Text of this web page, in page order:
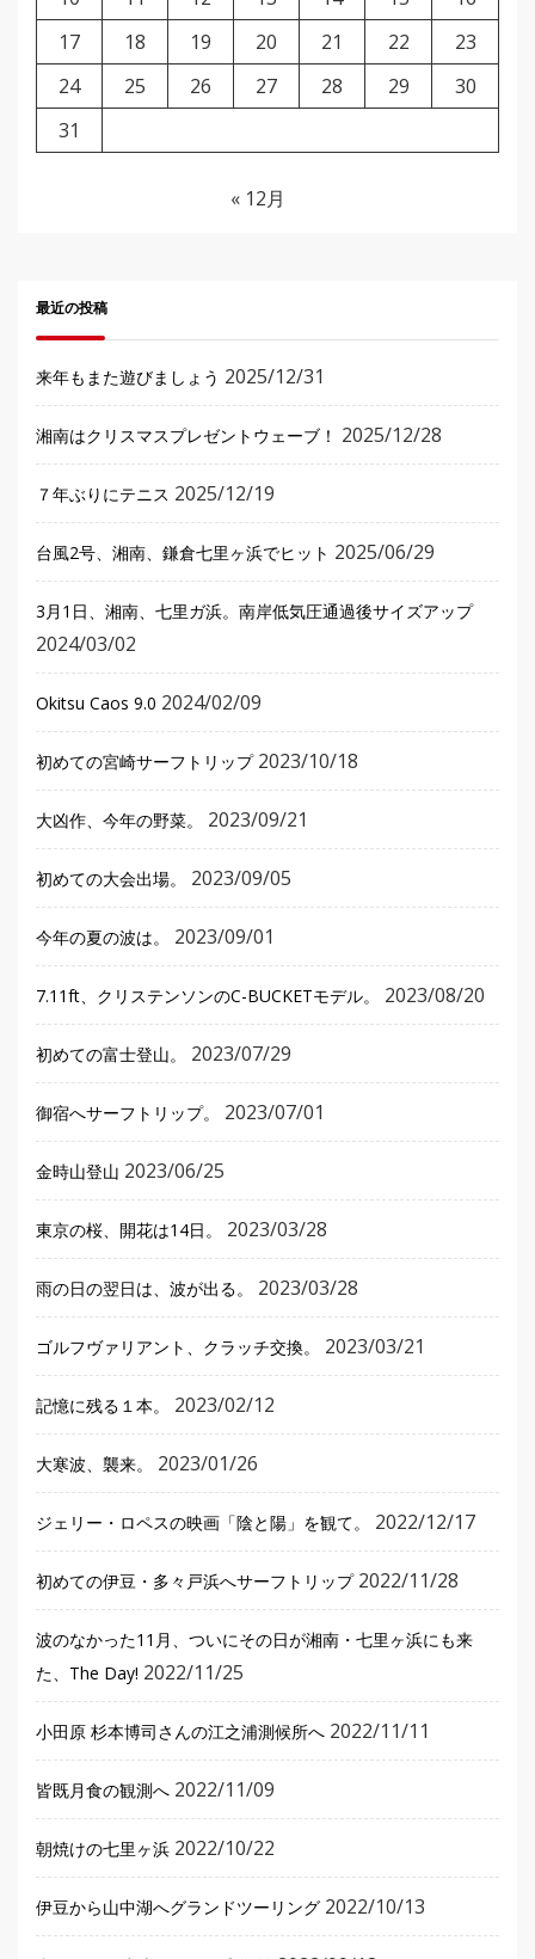
17
18 19 20 21 22
23
24
25 26 27 28 29
30
31
« 12月
最近の投稿
来年もまた遊びましょう 2025/12/31
湘南はクリスマスプレゼントウェーブ！ 2025/12/28
７年ぶりにテニス 2025/12/19
台風2号、湘南、鎌倉七里ヶ浜でヒット 2025/06/29
3月1日、湘南、七里ガ浜。南岸低気圧通過後サイズアップ
2024/03/02
Okitsu Caos 9.0 2024/02/09
初めての宮崎サーフトリップ 2023/10/18
大凶作、今年の野菜。 2023/09/21
初めての大会出場。 2023/09/05
今年の夏の波は。 2023/09/01
7.11ft、クリステンソンのC-BUCKETモデル。 2023/08/20
初めての富士登山。 2023/07/29
御宿へサーフトリップ。 2023/07/01
金時山登山 2023/06/25
東京の桜、開花は14日。 2023/03/28
雨の日の翌日は、波が出る。 2023/03/28
ゴルフヴァリアント、クラッチ交換。 2023/03/21
記憶に残る１本。 2023/02/12
大寒波、襲来。 2023/01/26
ジェリー・ロペスの映画「陰と陽」を観て。 2022/12/17
初めての伊豆・多々戸浜へサーフトリップ 2022/11/28
波のなかった11月、ついにその日が湘南・七里ヶ浜にも来
た、The Day! 2022/11/25
小田原 杉本博司さんの江之浦測候所へ 2022/11/11
皆既月食の観測へ 2022/11/09
朝焼けの七里ヶ浜 2022/10/22
伊豆から山中湖へグランドツーリング 2022/10/13